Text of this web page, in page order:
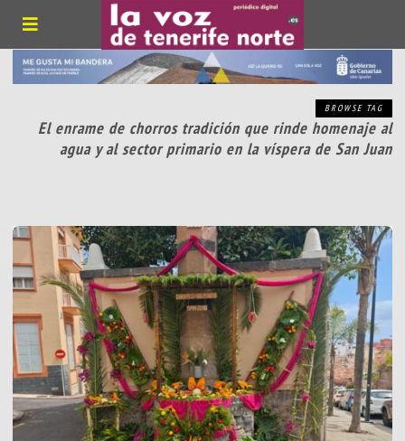
BROWSE TAG
El enrame de chorros tradición que rinde homenaje al
agua y al sector primario en la víspera de San Juan